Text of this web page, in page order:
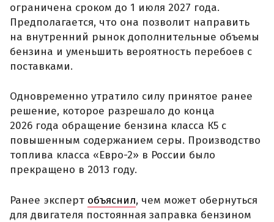
ограничена сроком до 1 июля 2027 года.
Предполагается, что она позволит направить
на внутренний рынок дополнительные объемы
бензина и уменьшить вероятность перебоев с
поставками.
Одновременно утратило силу принятое ранее
решение, которое разрешало до конца
2026 года обращение бензина класса К5 с
повышенным содержанием серы. Производство
топлива класса «Евро-2» в России было
прекращено в 2013 году.
Ранее эксперт объяснил, чем может обернуться
для двигателя постоянная заправка бензином